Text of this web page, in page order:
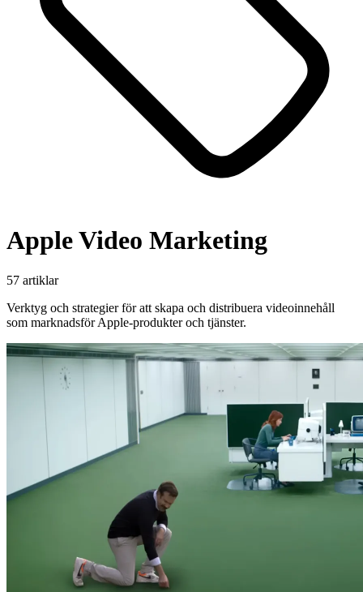
Apple Video Marketing
57 artiklar
Verktyg och strategier för att skapa och distribuera videoinnehåll
som marknadsför Apple-produkter och tjänster.